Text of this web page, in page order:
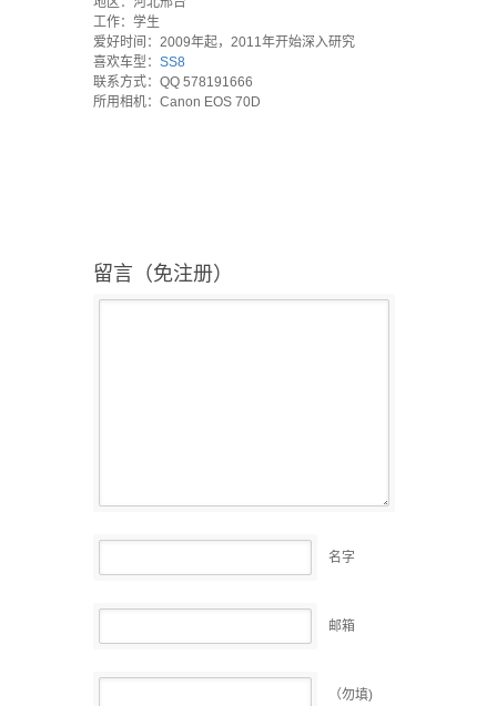
工作：学生
爱好时间：2009年起，2011年开始深入研究
喜欢车型： SS8
联系方式：QQ 578191666
所用相机：Canon EOS 70D
留言（免注册）
名字
邮箱
（勿填)